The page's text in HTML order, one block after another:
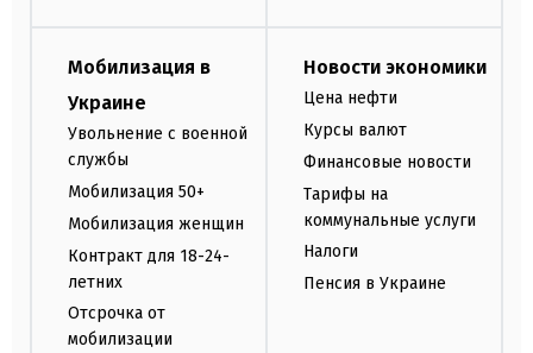
Мобилизация в
Украине
Увольнение с военной
службы
Мобилизация 50+
Мобилизация женщин
Контракт для 18-24-
летних
Отсрочка от
мобилизации
Новости экономики
Цена нефти
Курсы валют
Финансовые новости
Тарифы на
коммунальные услуги
Налоги
Пенсия в Украине